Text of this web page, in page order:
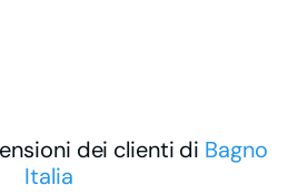
dei clienti di Bagno
Italia